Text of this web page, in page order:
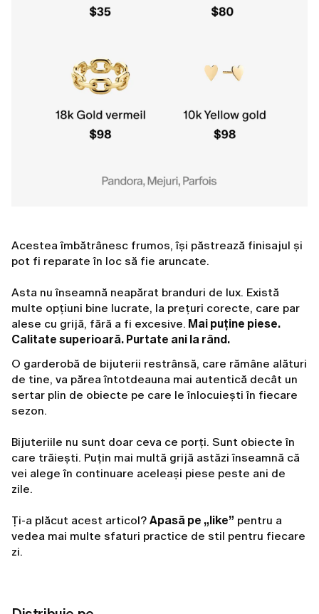
Acestea îmbătrânesc frumos, își păstrează finisajul și
pot fi reparate în loc să fie aruncate.
Asta nu înseamnă neapărat branduri de lux. Există
multe opțiuni bine lucrate, la prețuri corecte, care par
alese cu grijă, fără a fi excesive. Mai puține piese.
Calitate superioară. Purtate ani la rând.
O garderobă de bijuterii restrânsă, care rămâne alături
de tine, va părea întotdeauna mai autentică decât un
sertar plin de obiecte pe care le înlocuiești în fiecare
sezon.
Bijuteriile nu sunt doar ceva ce porți. Sunt obiecte în
care trăiești. Puțin mai multă grijă astăzi înseamnă că
vei alege în continuare aceleași piese peste ani de
zile.
Ți-a plăcut acest articol? Apasă pe „like” pentru a
vedea mai multe sfaturi practice de stil pentru fiecare
zi.